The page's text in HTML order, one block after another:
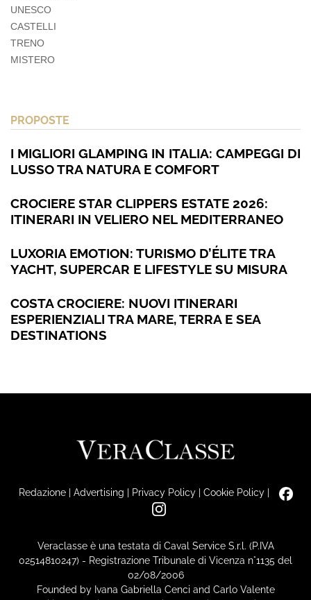
UNESCO
CASTELLI
TRENO
MISTERO
PROPOSTE
I MIGLIORI GLAMPING IN ITALIA: CAMPEGGI DI
LUSSO TRA NATURA E COMFORT
CROCIERE STAR CLIPPERS ESTATE 2026:
ITINERARI IN VELIERO NEL MEDITERRANEO
LUXORIA EMOTION: TURISMO D’ÉLITE TRA
YACHT, SUPERCAR E LIFESTYLE SU MISURA
COSTA CROCIERE: NUOVI ITINERARI
ESPERIENZIALI TRA MARE, TERRA E SEA
DESTINATIONS
Redazione| Advertising | Privacy Policy| Cookie Policy|
Veraclasse è una testata di Caval Service S.r.l. (P.IVA
02514810247) - Registrazione Tribunale di Vicenza n°1135 del
02/08/2006
Founded by Ivana Gabriella Cenci and Carlo Valente